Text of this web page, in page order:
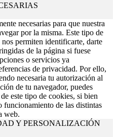
necesarias para que nuestra
por la misma. Este tipo de
permiten identificarte, darte
de la página si fuese
o servicios ya
de privacidad. Por ello,
necesaria tu autorización al
de tu navegador, puedes
este tipo de cookies, si bien
funcionamiento de las distintas
web.
Y PERSONALIZACIÓN